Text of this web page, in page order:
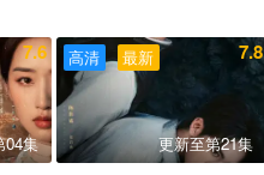
7.6
04集
最新
高清 7.8
更新至第21集